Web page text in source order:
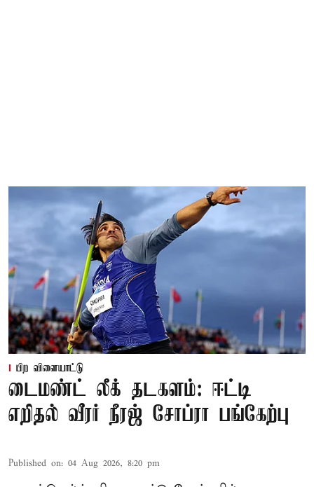
பிற விளையாட்டு
டைமண்ட் லீக் தடகளம்: ஈட்டி
எறிதல் வீரர் நீரஜ் சோப்ரா பங்கேற்பு
Published on: 04 Aug 2026, 8:20 pm